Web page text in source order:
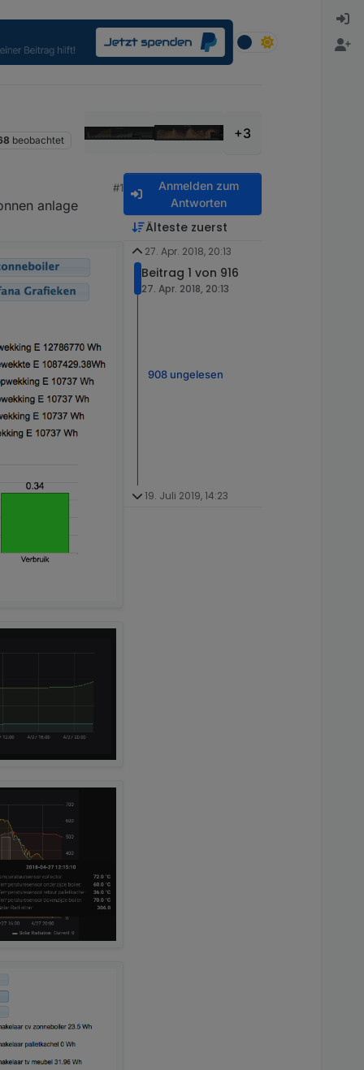
beobachtet +3
#1
anlage
Anmelden zum
Antworten
Älteste zuerst
27. Apr. 2018, 20:13
Beitrag 1 von 916
27. Apr. 2018, 20:13
908 ungelesen
19. Juli 2019, 14:23